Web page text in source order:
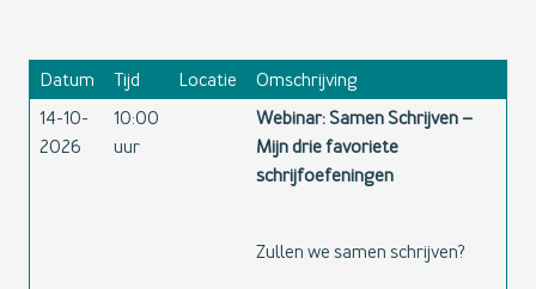
Datum Tijd Locatie
Omschrijving
14-10-
2026
10:00
uur
Webinar: Samen Schrijven –
Mijn drie favoriete
schrijfoefeningen
Zullen we samen schrijven?